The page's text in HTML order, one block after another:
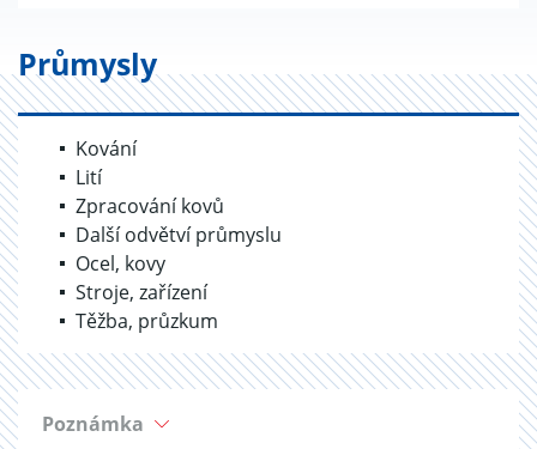
Průmysly
Kování
Lití
Zpracování kovů
Další odvětví průmyslu
Ocel, kovy
Stroje, zařízení
Těžba, průzkum
Poznámka